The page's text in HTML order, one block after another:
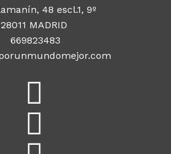
48 escl.1, 9º
28011 MADRID
669823483